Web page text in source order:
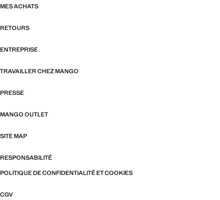
MES ACHATS
RETOURS
ENTREPRISE
TRAVAILLER CHEZ MANGO
PRESSE
MANGO OUTLET
SITE MAP
RESPONSABILITÉ
POLITIQUE DE CONFIDENTIALITÉ ET COOKIES
CGV